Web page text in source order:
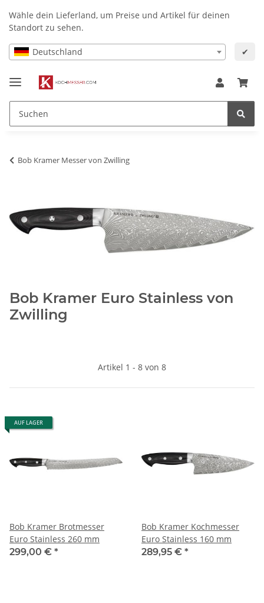
Wähle dein Lieferland, um Preise und Artikel für deinen
Standort zu sehen.
Deutschland ✔
Bob Kramer Messer von Zwilling
Bob Kramer Euro Stainless von
Zwilling
Artikel 1 - 8 von 8
AUF LAGER
Bob Kramer Brotmesser
Euro Stainless 260 mm
299,00 € *
Bob Kramer Kochmesser
Euro Stainless 160 mm
289,95 € *